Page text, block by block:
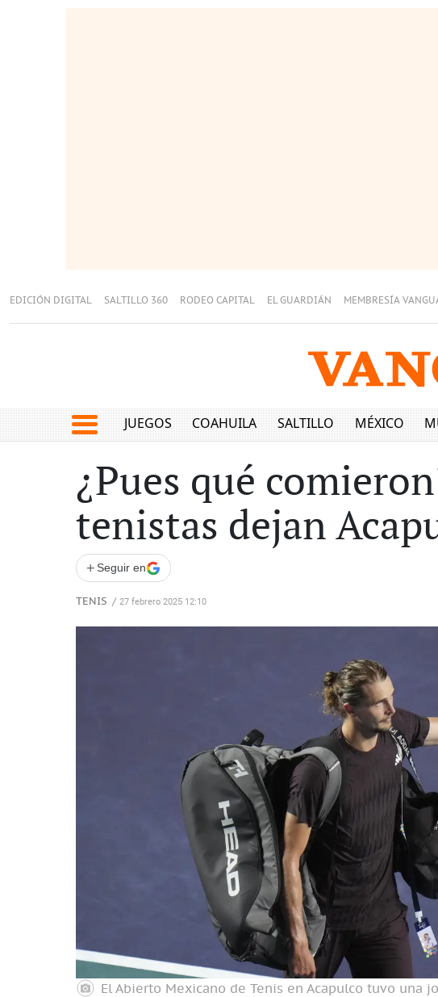
EDICIÓN DIGITAL SALTILLO 360 RODEO CAPITAL EL GUARDIÁN MEMBRESÍA
JUEGOS COAHUILA SALTILLO MÉXICO
¿Pues qué
tenistas dejan
+ Seguir en
TENIS / 27 febrero 2025 12:10
El Abierto Mexicano de Tenis en Acapulco tuvo una